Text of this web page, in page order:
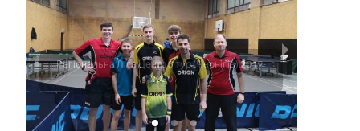
Регіональна Ліга Центр 3 тур (Чернігів) 2019-
2020